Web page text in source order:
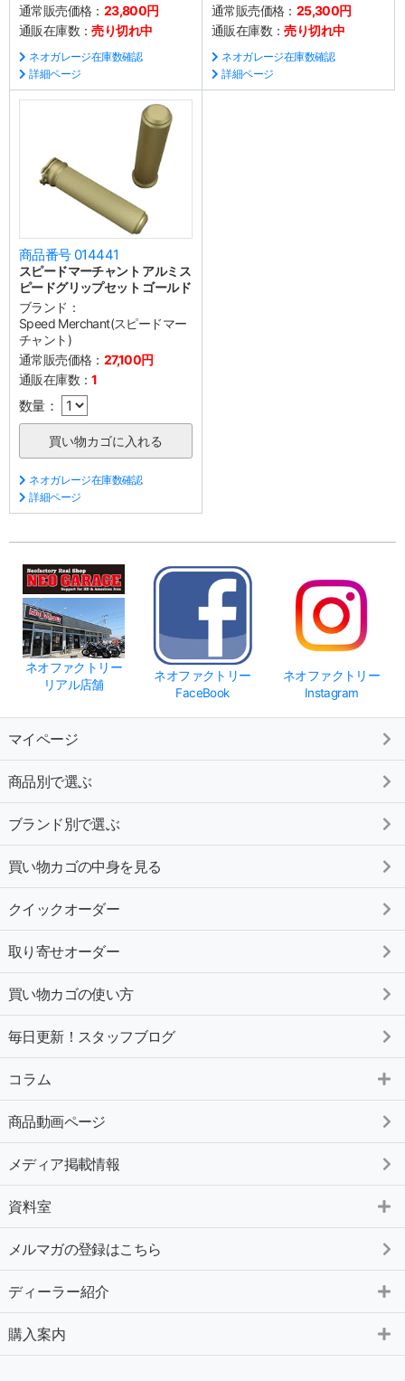
通常販売価格： 23,800円
通販在庫数：売り切れ中
ネオガレージ在庫数確認
詳細ページ
通常販売価格： 25,300円
通販在庫数：売り切れ中
ネオガレージ在庫数確認
詳細ページ
商品番号 014441
スピードマーチャント アルミス
ピードグリップセット ゴールド
ブランド：
Speed Merchant(スピードマー
チャント)
通常販売価格： 27,100円
通販在庫数：1
数量：
ネオガレージ在庫数確認
詳細ページ
ネオファクトリー
リアル店舗
ネオファクトリー
FaceBook
ネオファクトリー
Instagram
マイページ
商品別で選ぶ
ブランド別で選ぶ
買い物カゴの中身を見る
クイックオーダー
取り寄せオーダー
買い物カゴの使い方
毎日更新！スタッフブログ
コラム
商品動画ページ
メディア掲載情報
資料室
メルマガの登録はこちら
ディーラー紹介
購入案内